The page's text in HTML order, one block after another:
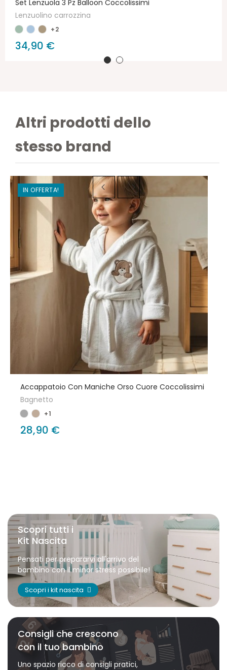
Set Lenzuola 3 Pz Balloon Coccolissimi
Lenzuolino carrozzina
+2
34,90 €
Altri prodotti dello
stesso brand
IN OFFERTA!
Accappatoio Con Maniche Orso Cuore Coccolissimi
Bagnetto
+1
28,90 €
Scopri tutti i
Kit Nascita
Pensati per prepararvi all'arrivo del
bambino con il minor stress possibile!
Scopri i kit nascita
Consigli che crescono
con il tuo bambino
Uno spazio ricco di consigli pratici,